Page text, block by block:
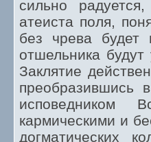
сильно
атеиста поля,
без чрева будет
отшельника
Заклятие
преобразившись
исповедником
кармическими и
догматических